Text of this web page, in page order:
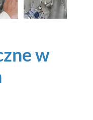
w